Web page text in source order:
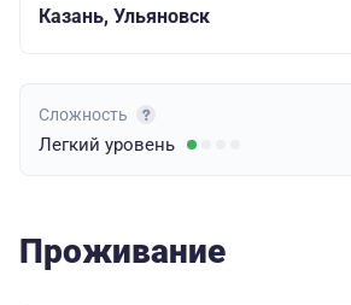
Казань, Ульяновск
Сложность
Легкий уровень
Проживание